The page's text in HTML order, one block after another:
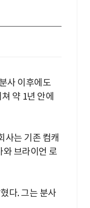
사 이후에도
약 1년 안에
사는 기존 컴캐
와 브라이언 로
다. 그는 분사
본 ‘전설의 무쏘’… “여성·